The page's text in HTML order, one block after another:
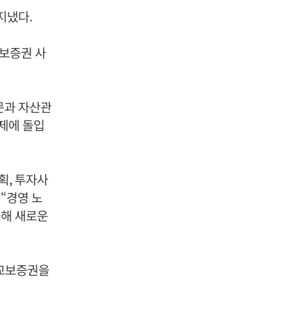
냈다.
증권 사
자산관
에 돌입
, 투자사
경영 노
새로운
보증권을